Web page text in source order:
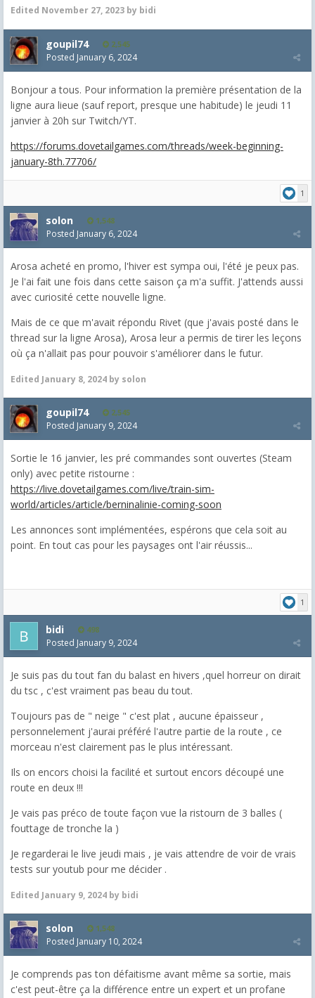
Edited November 27, 2023 by bidi
goupil74 2,545
Posted January 6, 2024
Bonjour a tous. Pour information la première présentation de la
ligne aura lieue (sauf report, presque une habitude) le jeudi 11
janvier à 20h sur Twitch/YT.
https://forums.dovetailgames.com/threads/week-beginning-
january-8th.77706/
1
solon 1,548
Posted January 6, 2024
Arosa acheté en promo, l'hiver est sympa oui, l'été je peux pas.
Je l'ai fait une fois dans cette saison ça m'a suffit. J'attends aussi
avec curiosité cette nouvelle ligne.
Mais de ce que m'avait répondu Rivet (que j'avais posté dans le
thread sur la ligne Arosa), Arosa leur a permis de tirer les leçons
où ça n'allait pas pour pouvoir s'améliorer dans le futur.
Edited January 8, 2024 by solon
goupil74 2,545
Posted January 9, 2024
Sortie le 16 janvier, les pré commandes sont ouvertes (Steam
only) avec petite ristourne :
https://live.dovetailgames.com/live/train-sim-
world/articles/article/berninalinie-coming-soon
Les annonces sont implémentées, espérons que cela soit au
point. En tout cas pour les paysages ont l'air réussis...
1
bidi 498
Posted January 9, 2024
Je suis pas du tout fan du balast en hivers ,quel horreur on dirait
du tsc , c'est vraiment pas beau du tout.
Toujours pas de " neige " c'est plat , aucune épaisseur ,
personnelement j'aurai préféré l'autre partie de la route , ce
morceau n'est clairement pas le plus intéressant.
Ils on encors choisi la facilité et surtout encors découpé une
route en deux !!!
Je vais pas préco de toute façon vue la ristourn de 3 balles (
fouttage de tronche la )
Je regarderai le live jeudi mais , je vais attendre de voir de vrais
tests sur youtub pour me décider .
Edited January 9, 2024 by bidi
solon 1,548
Posted January 10, 2024
Je comprends pas ton défaitisme avant même sa sortie, mais
c'est peut-être ça la différence entre un expert et un profane